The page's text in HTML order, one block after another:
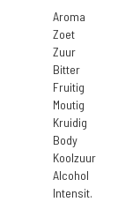
Aroma
Zoet
Zuur
Bitter
Fruitig
Moutig
Kruidig
Body
Koolzuur
Alcohol
Intensit.